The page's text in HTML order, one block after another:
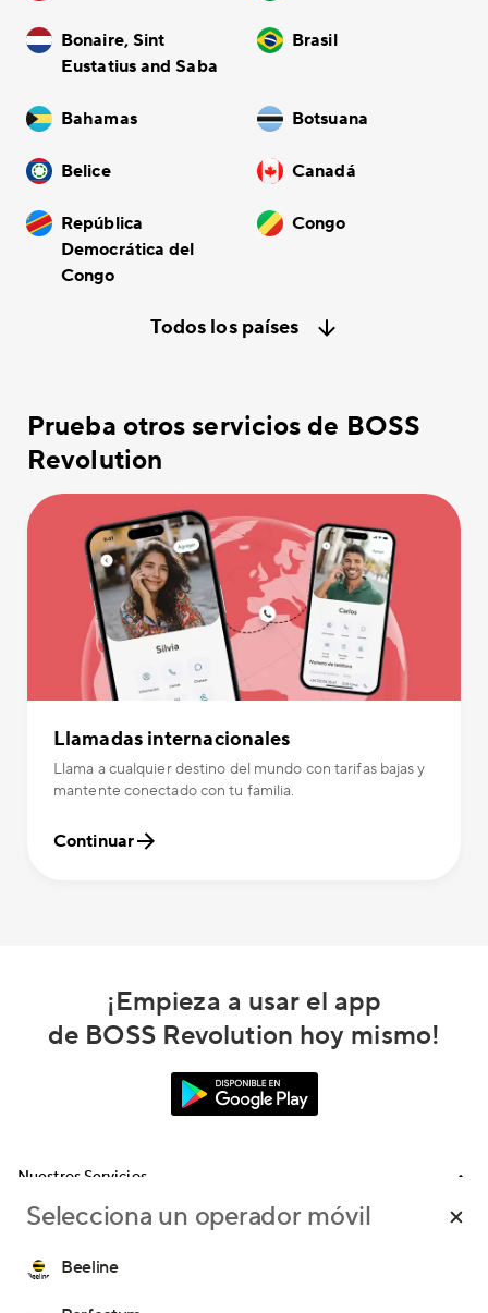
Bonaire, Sint
Eustatius and Saba
Brasil
Bahamas Botsuana
Belice Canadá
República
Democrática del
Congo
Congo
Todos los países
Prueba otros servicios de BOSS
Revolution
Llamadas internacionales
Llama a cualquier destino del mundo con tarifas bajas y
mantente conectado con tu familia.
Continuar
¡Empieza a usar el app
de BOSS Revolution hoy mismo!
Nuestros Servicios
Llamadas
Ayuda
Preguntas Frecuentes
Envíanos un email
Selecciona un operador móvil
Beeline